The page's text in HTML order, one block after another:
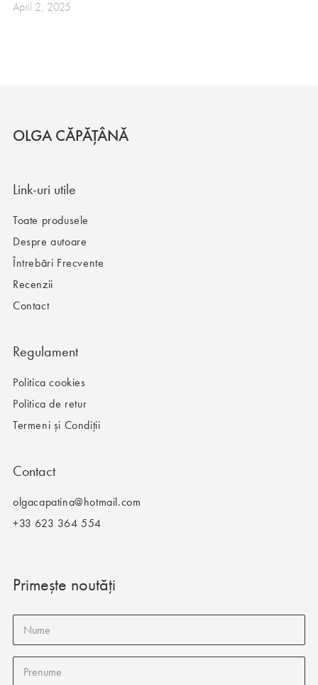
April 2, 2025
OLGA CĂPĂȚÂNĂ
Link-uri utile
Toate produsele
Despre autoare
Întrebări Frecvente
Recenzii
Contact
Regulament
Politica cookies
Politica de retur
Termeni și Condiții
Contact
olgacapatina@hotmail.com
+33 623 364 554
Primește noutăți